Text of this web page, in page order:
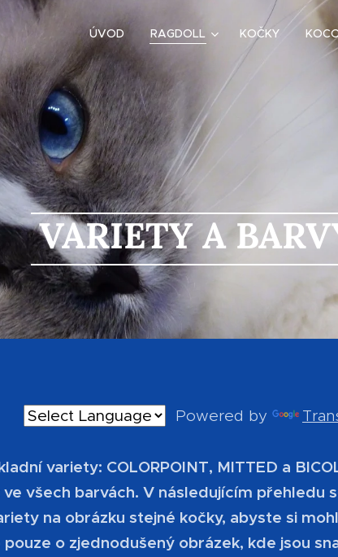
ÚVOD RAGDOLL KOČKY
VARIETY A
Powered by
variety: COLORPOINT, MITTED a
všech barvách. V následujícím přehledu
na obrázku stejné kočky, abyste si
o zjednodušený obrázek, kde jsou